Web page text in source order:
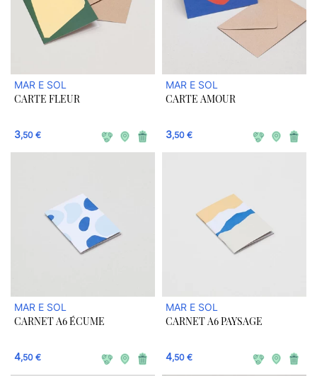
MAR E SOL
CARTE FLEUR
3,50 €
MAR E SOL
CARTE AMOUR
3,50 €
MAR E SOL
CARNET A6 ÉCUME
4,50 €
MAR E SOL
CARNET A6 PAYSAGE
4,50 €